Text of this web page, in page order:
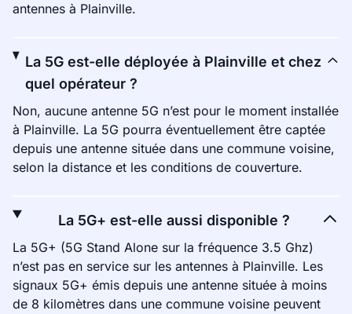
antennes à Plainville.
La 5G est-elle déployée à Plainville et chez
quel opérateur ?
Non, aucune antenne 5G n’est pour le moment installée
à Plainville. La 5G pourra éventuellement être captée
depuis une antenne située dans une commune voisine,
selon la distance et les conditions de couverture.
La 5G+ est-elle aussi disponible ?
La 5G+ (5G Stand Alone sur la fréquence 3.5 Ghz)
n’est pas en service sur les antennes à Plainville. Les
signaux 5G+ émis depuis une antenne située à moins
de 8 kilomètres dans une commune voisine peuvent